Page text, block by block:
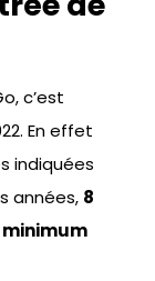
c’est
En effet
indiquées
années, 8
minimum